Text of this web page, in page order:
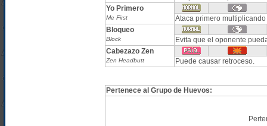
Yo Primero
Me First
Ataca primero
Bloqueo
Block
Evita que el oponente
Cabezazo Zen
Zen Headbutt Puede causar retroceso.
Pertenece al Grupo de Huevos: